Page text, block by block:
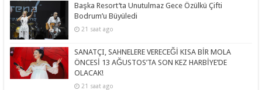
Başka Resort’ta Unutulmaz Gece Özülkü Çifti
Bodrum’u Büyüledi
21 saat ago
SANATÇI, SAHNELERE VERECEĞİ KISA BİR MOLA
ÖNCESİ 13 AĞUSTOS’TA SON KEZ HARBİYE’DE
OLACAK!
21 saat ago